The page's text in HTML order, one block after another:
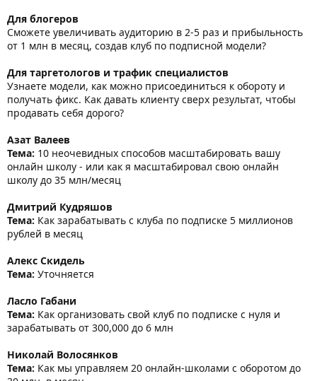
Для блогеров
Сможете увеличивать аудиторию в 2-5 раз и прибыльность
от 1 млн в месяц, создав клуб по подписной модели?
Для таргетологов и трафик специалистов
Узнаете модели, как можно присоединиться к обороту и
получать фикс. Как давать клиенту сверх результат, чтобы
продавать себя дорого?
Азат Валеев
Тема: 10 неочевидных способов масштабировать вашу
онлайн школу - или как я масштабировал свою онлайн
школу до 35 млн/месяц
Дмитрий Кудряшов
Тема: Как зарабатывать с клуба по подписке 5 миллионов
рублей в месяц
Алекс Скидель
Тема: Уточняется
Ласло Габани
Тема: Как организовать свой клуб по подписке с нуля и
зарабатывать от 300,000 до 6 млн
Николай Волосянков
Тема: Как мы управляем 20 онлайн-школами с оборотом до